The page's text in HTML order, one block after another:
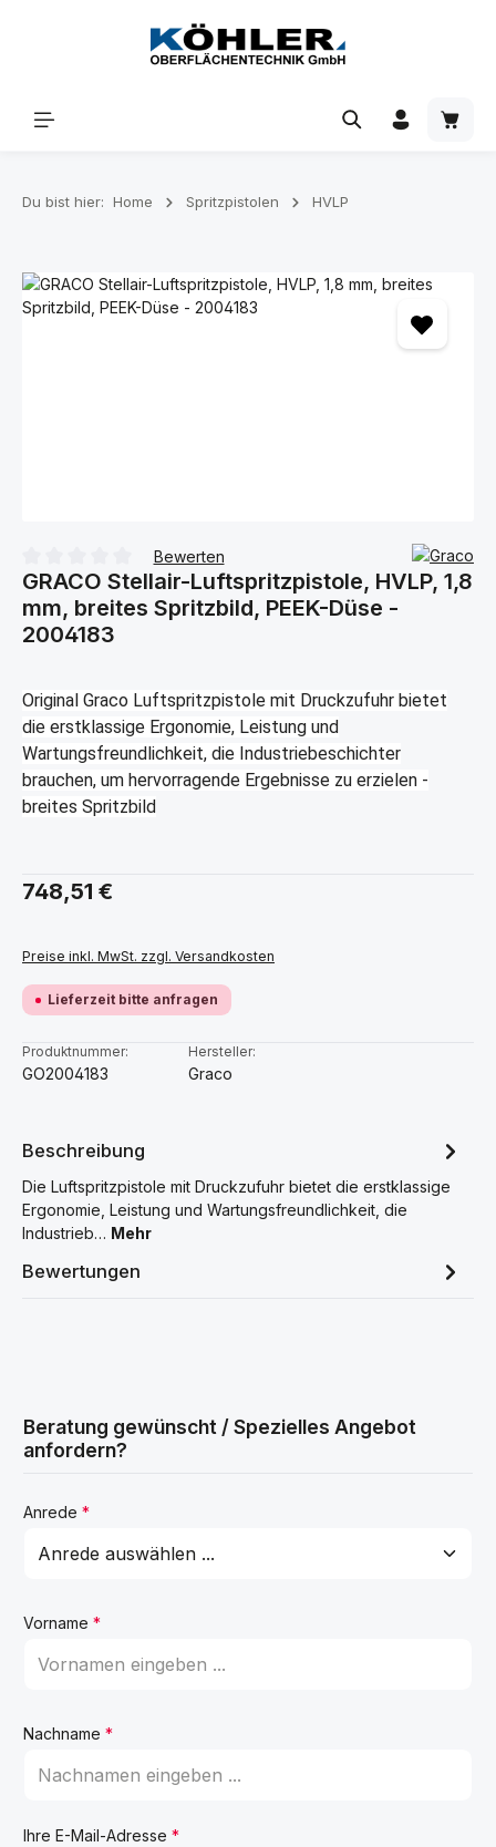
Zum Hauptinhalt springen
Du bist hier: Home Spritzpistolen HVLP
Bildergalerie überspringen
Durchschnittliche Bewertung von 0 von 5 Sternen
Bewerten
GRACO Stellair-Luftspritzpistole, HVLP, 1,8
mm, breites Spritzbild, PEEK-Düse -
2004183
Original Graco Luftspritzpistole mit Druckzufuhr bietet
die erstklassige Ergonomie, Leistung und
Wartungsfreundlichkeit, die Industriebeschichter
brauchen, um hervorragende Ergebnisse zu erzielen -
breites Spritzbild
Regulärer Preis:
748,51 €
Preise inkl. MwSt. zzgl. Versandkosten
Lieferzeit bitte anfragen
Produktnummer:
GO2004183
Hersteller:
Graco
Beschreibung
Die Luftspritzpistole mit Druckzufuhr bietet die erstklassige
Ergonomie, Leistung und Wartungsfreundlichkeit, die
Industrieb… Mehr
Bewertungen
Beratung gewünscht / Spezielles Angebot
anfordern?
Anrede *
Vorname *
Nachname *
Ihre E-Mail-Adresse *